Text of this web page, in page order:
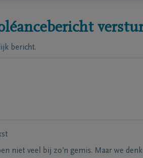
bericht.
niet veel bij zo’n gemis. Maar we